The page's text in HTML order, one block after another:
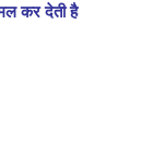
कर देती है